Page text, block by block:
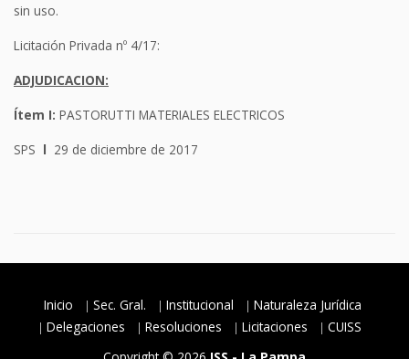
sin uso.
Licitación Privada nº 4/17:
ADJUDICACION:
Ítem I: PASTORUTTI MATERIALES ELECTRICOS
SPS l 29 de diciembre de 2017
Inicio Sec. Gral. Institucional
Naturaleza Jurídica
Delegaciones
Resoluciones Licitaciones
CUISS